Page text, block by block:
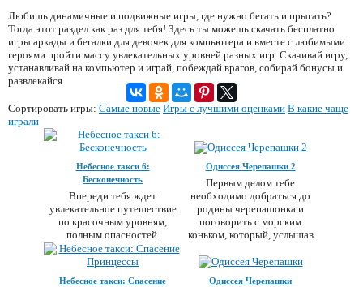
Любишь динамичные и подвижные игры, где нужно бегать и прыгать?
Тогда этот раздел как раз для тебя! Здесь ты можешь скачать бесплатно
игры аркады и бегалки для девочек для компьютера и вместе с любимыми
героями пройти массу увлекательных уровней разных игр. Скачивай игру,
устанавливай на компьютер и играй, побеждай врагов, собирай бонусы и
развлекайся.
Сортировать игры: Самые новые Игры с лучшими оценками В какие чаще
играли
Небесное такси 6:
Бесконечность
Впереди тебя ждет
увлекательное путешествие
по красочным уровням,
полным опасностей.
Управляй маленьким
Одиссея Черепашки 2
Первым делом тебе
необходимо добраться до
родины черепашонка и
поговорить с морским
коньком, который, услышав
Небесное такси: Спасение
Одиссея Черепашки